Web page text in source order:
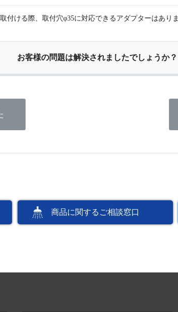
付ける際、取付穴φ35に対応できるアダプターはあり
お客様の問題は解決されましたでしょうか？
商品に関するご相談窓口